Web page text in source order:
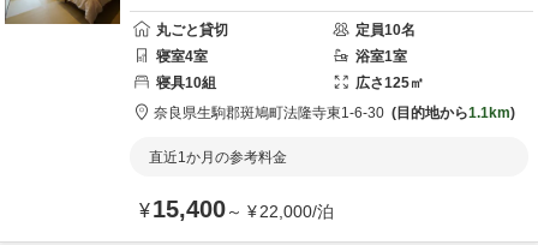
丸ごと貸切 定員10名
寝室4室 浴室1室
寝具10組 広さ125㎡
奈良県生駒郡斑鳩町法隆寺東1-6-30 目的地から1.1km
直近1か月の参考料金
¥15,400～ ¥22,000/泊